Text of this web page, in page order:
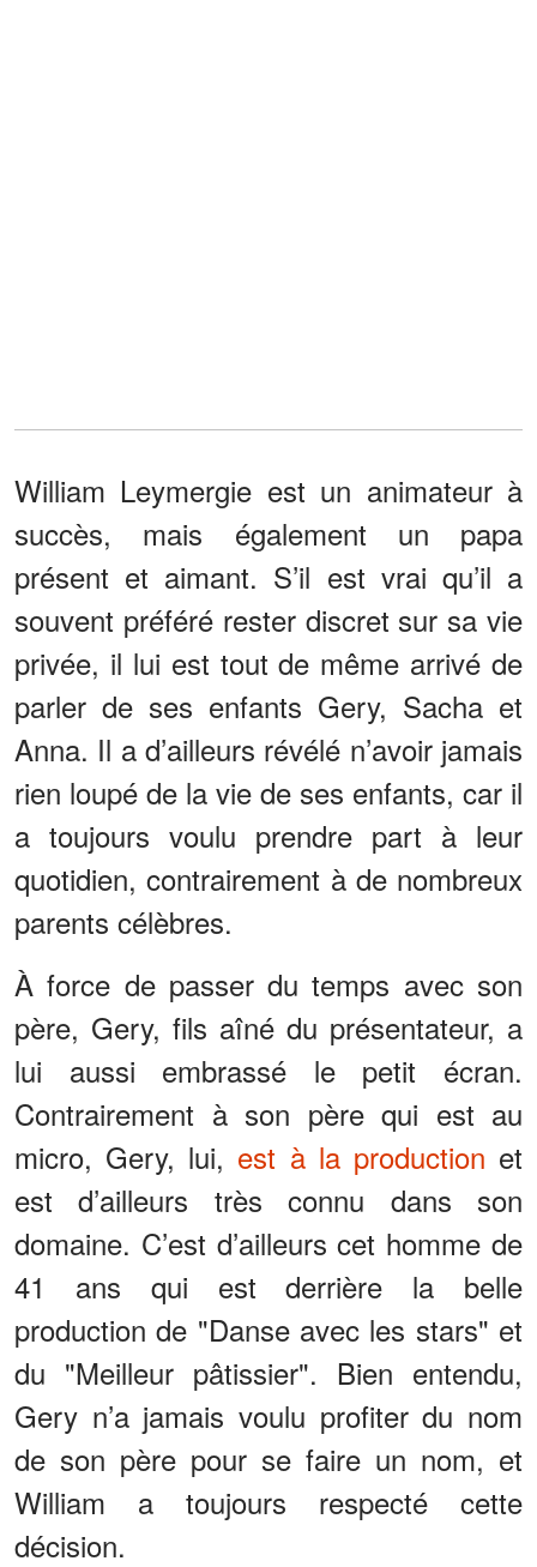
William Leymergie est un animateur à
succès, mais également un papa
présent et aimant. S’il est vrai qu’il a
souvent préféré rester discret sur sa vie
privée, il lui est tout de même arrivé de
parler de ses enfants Gery, Sacha et
Anna. Il a d’ailleurs révélé n’avoir jamais
rien loupé de la vie de ses enfants, car il
a toujours voulu prendre part à leur
quotidien, contrairement à de nombreux
parents célèbres.
À force de passer du temps avec son
père, Gery, fils aîné du présentateur, a
lui aussi embrassé le petit écran.
Contrairement à son père qui est au
micro, Gery, lui, est à la production et
est d’ailleurs très connu dans son
domaine. C’est d’ailleurs cet homme de
41 ans qui est derrière la belle
production de "Danse avec les stars" et
du "Meilleur pâtissier". Bien entendu,
Gery n’a jamais voulu profiter du nom
de son père pour se faire un nom, et
William a toujours respecté cette
décision.